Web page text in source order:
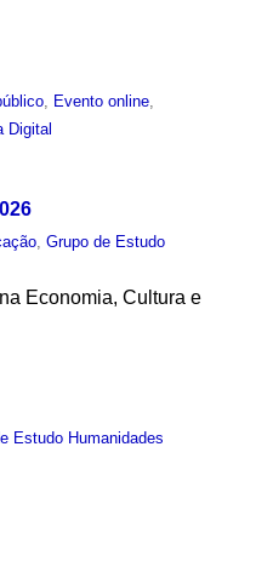
, Evento online,
Digital
,Grupo de Estudo
Economia, Cultura e
Estudo Humanidades